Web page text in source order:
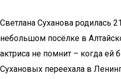
Светлана Суханова родилась
небольшом посёлке в
актриса не помнит – когда ей
Сухановых переехала в